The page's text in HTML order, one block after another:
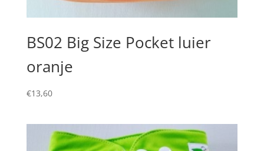
BS02 Big Size Pocket luier
oranje
€13,60